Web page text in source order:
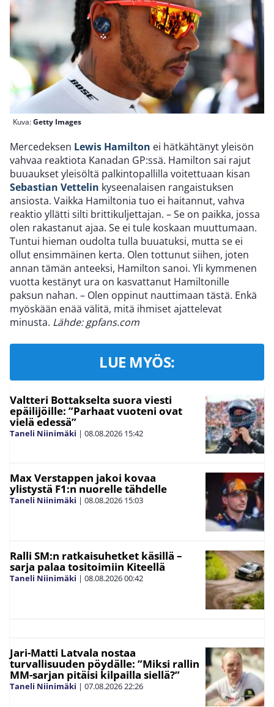
Kuva:Getty Images
Mercedeksen Lewis Hamilton ei hätkähtänyt yleisön
vahvaa reaktiota Kanadan GP:ssä. Hamilton sai rajut
buuaukset yleisöltä palkintopallilla voitettuaan kisan
Sebastian Vettelin kyseenalaisen rangaistuksen
ansiosta. Vaikka Hamiltonia tuo ei haitannut, vahva
reaktio yllätti silti brittikuljettajan. – Se on paikka, jossa
olen rakastanut ajaa. Se ei tule koskaan muuttumaan.
Tuntui hieman oudolta tulla buuatuksi, mutta se ei
ollut ensimmäinen kerta. Olen tottunut siihen, joten
annan tämän anteeksi, Hamilton sanoi. Yli kymmenen
vuotta kestänyt ura on kasvattanut Hamiltonille
paksun nahan. – Olen oppinut nauttimaan tästä. Enkä
myöskään enää välitä, mitä ihmiset ajattelevat
minusta. Lähde: gpfans.com
LUE MYÖS:
Valtteri Bottakselta suora viesti
epäilijöille: ”Parhaat vuoteni ovat
vielä edessä”
Taneli Niinimäki | 08.08.2026 15:42
Max Verstappen jakoi kovaa
ylistystä F1:n nuorelle tähdelle
Taneli Niinimäki | 08.08.2026 15:03
Ralli SM:n ratkaisuhetket käsillä –
sarja palaa tositoimiin Kiteellä
Taneli Niinimäki | 08.08.202600:42
Jari-Matti Latvala nostaa
turvallisuuden pöydälle: ”Miksi rallin
MM-sarjan pitäisi kilpailla siellä?”
Taneli Niinimäki | 07.08.202622:26